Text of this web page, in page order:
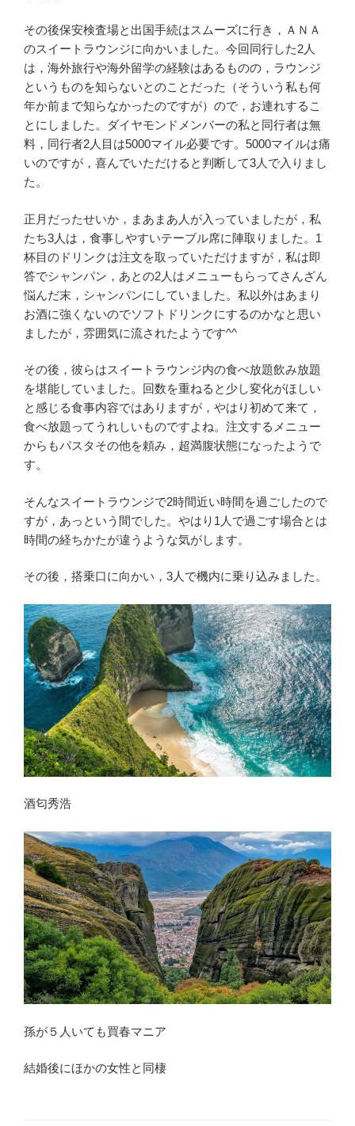
その後保安検査場と出国手続はスムーズに行き，ＡＮＡ
のスイートラウンジに向かいました。今回同行した2人
は，海外旅行や海外留学の経験はあるものの，ラウンジ
というものを知らないとのことだった（そういう私も何
年か前まで知らなかったのですが）ので，お連れするこ
とにしました。ダイヤモンドメンバーの私と同行者は無
料，同行者2人目は5000マイル必要です。5000マイルは痛
いのですが，喜んでいただけると判断して3人で入りまし
た。
正月だったせいか，まあまあ人が入っていましたが，私
たち3人は，食事しやすいテーブル席に陣取りました。1
杯目のドリンクは注文を取っていただけますが，私は即
答でシャンパン，あとの2人はメニューもらってさんざん
悩んだ末，シャンパンにしていました。私以外はあまり
お酒に強くないのでソフトドリンクにするのかなと思い
ましたが，雰囲気に流されたようです^^
その後，彼らはスイートラウンジ内の食べ放題飲み放題
を堪能していました。回数を重ねると少し変化がほしい
と感じる食事内容ではありますが，やはり初めて来て，
食べ放題ってうれしいものですよね。注文するメニュー
からもパスタその他を頼み，超満腹状態になったようで
す。
そんなスイートラウンジで2時間近い時間を過ごしたので
すが，あっという間でした。やはり1人で過ごす場合とは
時間の経ちかたが違うような気がします。
その後，搭乗口に向かい，3人で機内に乗り込みました。
酒匂秀浩
孫が５人いても買春マニア
結婚後にほかの女性と同棲